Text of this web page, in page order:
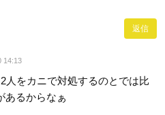
返信
14:13
人をカニで対処するのとでは比
あるからなぁ